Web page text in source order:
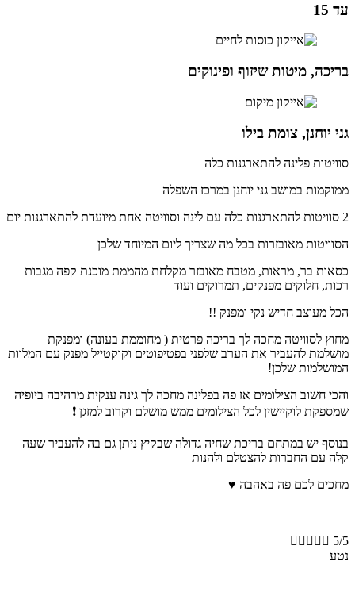
עד 15
בריכה, מיטות שיזוף ופינוקים
גני יוחנן, צומת בילו
סוויטות פלינה להתארגנות כלה
ממוקמות במושב גני יוחנן במרכז השפלה
2 סוויטות להתארגנות כלה עם לינה וסוויטה אחת מיועדת להתארגנות יום
הסוויטות מאובזרות בכל מה שצריך ליום המיוחד שלכן
כסאות בר, מראות, מטבח מאובזר מקלחת מהממת מוכנת קפה מגבות
רכות, חלוקים מפנקים, תמרוקים ועוד
הכל מעוצב חדיש נקי ומפנק !!
מחוץ לסוויטה מחכה לך בריכה פרטית ( מחוממת בעונה) ומפנקת
מושלמת להעביר את הערב שלפני בפטיפוטים וקוקטייל מפנק עם המלוות
המושלמות שלכן!
והכי חשוב הצילומים אז פה בפלינה מחכה לך גינה ענקית מרהיבה ביופיה
שמספקת לוקיישין לכל הצילומים ממש מושלם וקרוב למזגן ❗️
בנוסף יש במתחם בריכת שחיה גדולה שבקיץ ניתן גם בה להעביר שעה
קלה עם החברות להצטלם ולהנות
מחכים לכם פה באהבה ♥️
     5/5
נטע